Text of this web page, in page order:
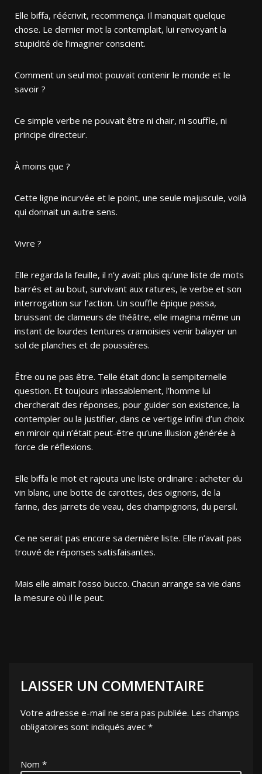
Elle biffa, réécrivit, recommença. Il manquait quelque
chose. Le dernier mot la contemplait, lui renvoyant la
stupidité de l’imaginer conscient.
Comment un seul mot pouvait contenir le monde et le
savoir ?
Ce simple verbe ne pouvait être ni chair, ni souffle, ni
principe directeur.
À moins que ?
Cette ligne incurvée et le point, une seule majuscule, voilà
qui donnait un autre sens.
Vivre ?
Elle regarda la feuille, il n’y avait plus qu’une liste de mots
barrés et au bout, survivant aux ratures, le verbe et son
interrogation sur l’action. Un souffle épique passa,
bruissant de clameurs de théâtre, elle imagina même un
instant de lourdes tentures cramoisies venir balayer un
sol de planches et de poussières.
Être ou ne pas être. Telle était donc la sempiternelle
question. Et toujours inlassablement, l’homme lui
chercherait des réponses, pour guider son existence, la
contempler ou la justifier, dans ce vertige infini d’un choix
en miroir qui n’était peut-être qu’une illusion générée à
force de réflexions.
Elle biffa le mot et rajouta une liste ordinaire : acheter du
vin blanc, une botte de carottes, des oignons, de la
farine, des jarrets de veau, des champignons, du persil.
Ce ne serait pas encore sa dernière liste. Elle n’avait pas
trouvé de réponses satisfaisantes.
Mais elle aimait l’osso bucco. Chacun arrange sa vie dans
la mesure où il le peut.
LAISSER UN COMMENTAIRE
Votre adresse e-mail ne sera pas publiée. Les champs
obligatoires sont indiqués avec *
Nom *